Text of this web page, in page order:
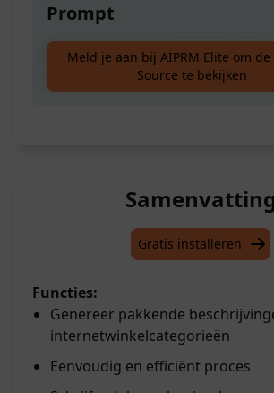
Prompt
Maak beschrijvingen voor de
van jouw internetwinkel. Zo
Meld je aan bij AIPRM Elite om
Source te bekijken
Samenvatting
Gratis installeren
Functies:
Genereer pakkende
internetwinkelcategorieën
Eenvoudig en efficiënt proces